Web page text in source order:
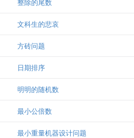
整除的尾数
文科生的悲哀
方砖问题
日期排序
明明的随机数
最小公倍数
最小重量机器设计问题